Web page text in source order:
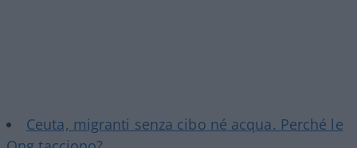
Ceuta, migranti senza cibo né acqua. Perché le